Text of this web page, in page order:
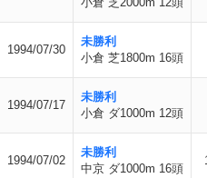
1994/07/30
未勝利
小倉 芝1800m 16頭
1994/07/17
未勝利
小倉 ダ1000m 12頭
1994/07/02
未勝利
中京 ダ1000m 16頭